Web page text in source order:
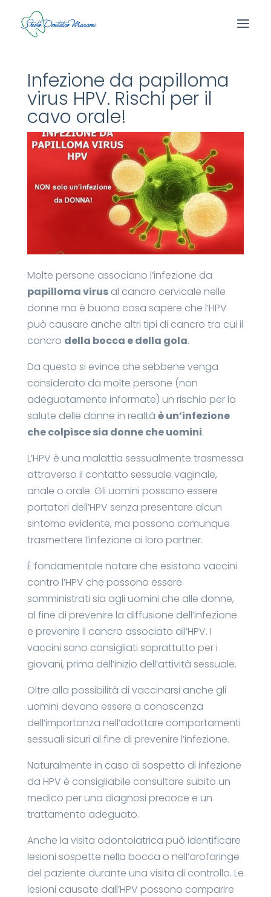
Infezione da papilloma
virus HPV. Rischi per il
cavo orale!
​Molte persone associano l’infezione da
papilloma virusal cancro cervicale nelle
donne ma è buona cosa sapere che l’HPV
può causare anche altri tipi di cancro tra cui il
cancro della bocca e della gola.
Da questo si evince che sebbene venga
considerato da molte persone (non
adeguatamente informate) un rischio per la
salute delle donne in realtà è un’infezione
che colpisce sia donne che uomini.
L’HPV è una malattia sessualmente trasmessa
attraverso il contatto sessuale vaginale,
anale o orale. Gli uomini possono essere
portatori dell’HPV senza presentare alcun
sintomo evidente, ma possono comunque
trasmettere l’infezione ai loro partner.
È fondamentale notare che esistono vaccini
contro l’HPV che possono essere
somministrati sia agli uomini che alle donne,
al fine di prevenire la diffusione dell’infezione
e prevenire il cancro associato all’HPV. I
vaccini sono consigliati soprattutto per i
giovani, prima dell’inizio dell’attività sessuale.
Oltre alla possibilità di vaccinarsi anche gli
uomini devono essere a conoscenza
dell’importanza nell’adottare comportamenti
sessuali sicuri al fine di prevenire l’infezione.
Naturalmente in caso di sospetto di infezione
da HPV è consigliabile consultare subito un
medico per una diagnosi precoce e un
trattamento adeguato.
Anche la visita odontoiatrica può identificare
lesioni sospette nella bocca o nell’orofaringe
del paziente durante una visita di controllo. Le
lesioni causate dall’HPV possono comparire